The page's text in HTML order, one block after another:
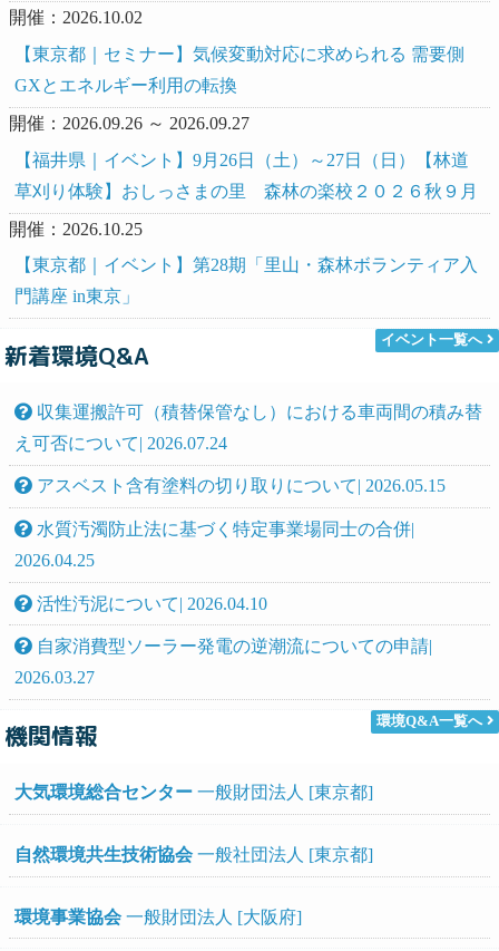
開催：2026.10.02
【東京都｜セミナー】気候変動対応に求められる 需要側
GXとエネルギー利用の転換
開催：2026.09.26 ～ 2026.09.27
【福井県｜イベント】9月26日（土）～27日（日）【林道
草刈り体験】おしっさまの里 森林の楽校２０２６秋９月
開催：2026.10.25
【東京都｜イベント】第28期「里山・森林ボランティア入
門講座 in東京」
イベント一覧へ
新着環境Q&A
収集運搬許可（積替保管なし）における車両間の積み替
え可否について| 2026.07.24
アスベスト含有塗料の切り取りについて| 2026.05.15
水質汚濁防止法に基づく特定事業場同士の合併|
2026.04.25
活性汚泥について| 2026.04.10
自家消費型ソーラー発電の逆潮流についての申請|
2026.03.27
環境Q&A一覧へ
機関情報
大気環境総合センター一般財団法人 [東京都]
自然環境共生技術協会一般社団法人 [東京都]
環境事業協会一般財団法人 [大阪府]